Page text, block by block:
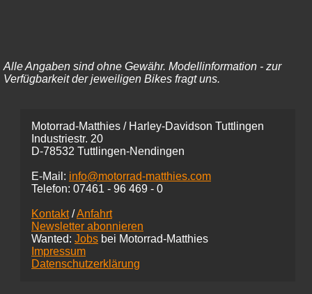
Alle Angaben sind ohne Gewähr. Modellinformation - zur
Verfügbarkeit der jeweiligen Bikes fragt uns.
Motorrad-Matthies / Harley-Davidson Tuttlingen
Industriestr. 20
D-78532 Tuttlingen-Nendingen
E-Mail: info@motorrad-matthies.com
Telefon: 07461 - 96 469 - 0
Kontakt/Anfahrt
Newsletter abonnieren
Wanted: Jobs bei Motorrad-Matthies
Impressum
Datenschutzerklärung